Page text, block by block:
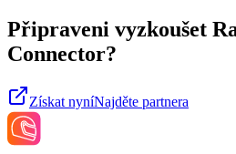
Připraveni vyzkoušet
Connector?
Získat nyníNajděte partnera